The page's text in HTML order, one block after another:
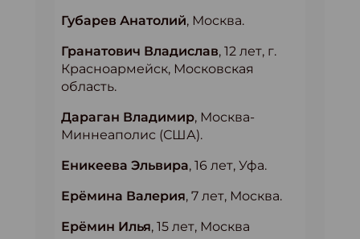
Губарев Анатолий, Москва.
Гранатович Владислав, 12 лет, г.
Красноармейск, Московская
область.
Дараган Владимир, Москва-
Миннеаполис (США).
Еникеева Эльвира, 16 лет, Уфа.
Ерёмина Валерия, 7 лет, Москва.
Ерёмин Илья, 15 лет, Москва